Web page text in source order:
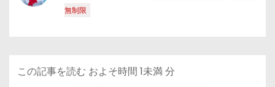
無制限
この記事を読む およそ時間 1未満 分